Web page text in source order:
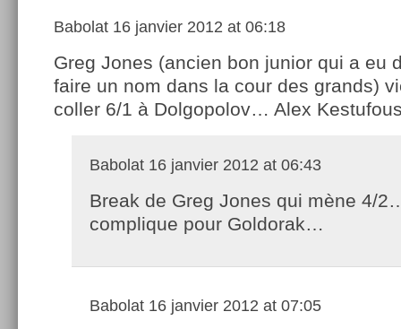
Babolat 16 janvier 2012 at 06:18
Greg Jones (ancien bon junior qui a eu
faire un nom dans la cour des grands)
coller 6/1 à Dolgopolov… Alex
Babolat 16 janvier 2012 at 06:43
Break de Greg Jones qui mène 4/
complique pour Goldorak…
Babolat 16 janvier 2012 at 07:05